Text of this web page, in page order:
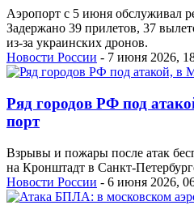
Аэропорт с 5 июня обслуживал
Задержано 39 прилетов, 37
из-за украинских дронов.
Новости России - 7 июня 2026,
Ряд городов РФ под
порт
Взрывы и пожары после атак
на Кронштадт в Санкт-
Новости России - 6 июня 2026,